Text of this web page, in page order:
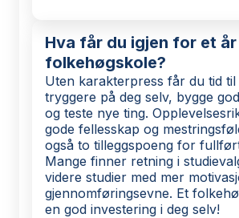
Hva får du igjen for et år
folkehøgskole?
Uten karakterpress får du tid til
tryggere på deg selv, bygge
og teste nye ting.
gode fellesskap og
også to tilleggspoeng for
Mange finner retning i
videre studier med mer
gjennomføringsevne. Et
en god investering i deg selv!